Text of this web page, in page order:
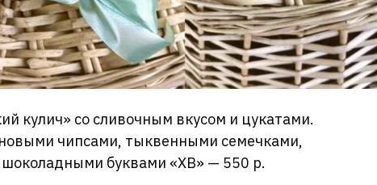
кулич» со сливочным вкусом и цукатами.
чипсами, тыквенными семечками,
буквами «ХВ» — 550 р.